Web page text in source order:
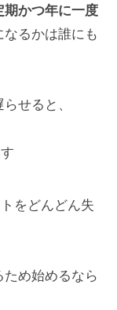
期かつ年に一度
るかは誰にも
せると、
をどんどん失
め始めるなら